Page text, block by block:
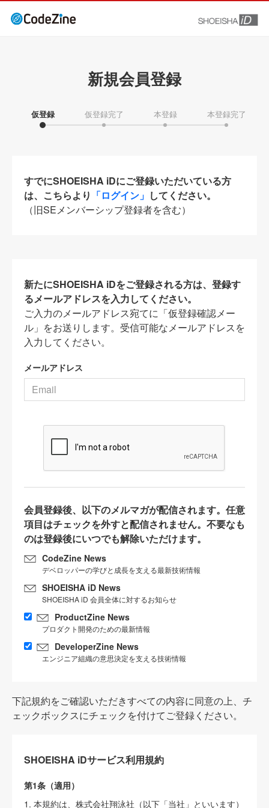
新規会員登録
仮登録 仮登録完了 本登録 本登録完了
すでにSHOEISHA iDにご登録いただいている方
は、こちらより 「ログイン」 してください。
（旧SEメンバーシップ登録者を含む）
新たにSHOEISHA iDをご登録される方は、登録す
るメールアドレスを入力してください。
ご入力のメールアドレス宛てに「仮登録確認メー
ル」をお送りします。受信可能なメールアドレスを
入力してください。
メールアドレス
会員登録後、以下のメルマガが配信されます。任意
項目はチェックを外すと配信されません。不要なも
のは登録後にいつでも解除いただけます。
CodeZine News
デベロッパーの学びと成長を支える最新技術情報
SHOEISHA iD News
SHOEISHA iD 会員全体に対するお知らせ
ProductZine News
プロダクト開発のための最新情報
DeveloperZine News
エンジニア組織の意思決定を支える技術情報
下記規約をご確認いただきすべての内容に同意の上、チ
ェックボックスにチェックを付けてご登録ください。
SHOEISHA iDサービス利用規約
第1条（適用）
1. 本規約は、株式会社翔泳社（以下「当社」といいます）